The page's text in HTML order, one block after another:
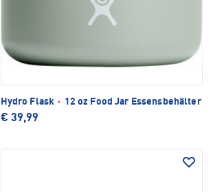
Hydro Flask · 12 oz Food Jar Essensbehälter
€ 39,99